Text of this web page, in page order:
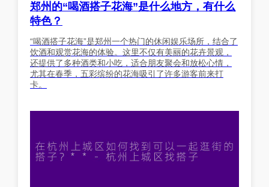
郑州的“喝酒搭子花海”是什么地方，有什么
特色？
“喝酒搭子花海”是郑州一个热门的休闲娱乐场所，结合了
饮酒和观赏花海的体验。这里不仅有美丽的花卉景观，
还提供了多种酒类和小吃，适合朋友聚会和放松心情，
尤其在春季，五彩缤纷的花海吸引了许多游客前来打
卡。